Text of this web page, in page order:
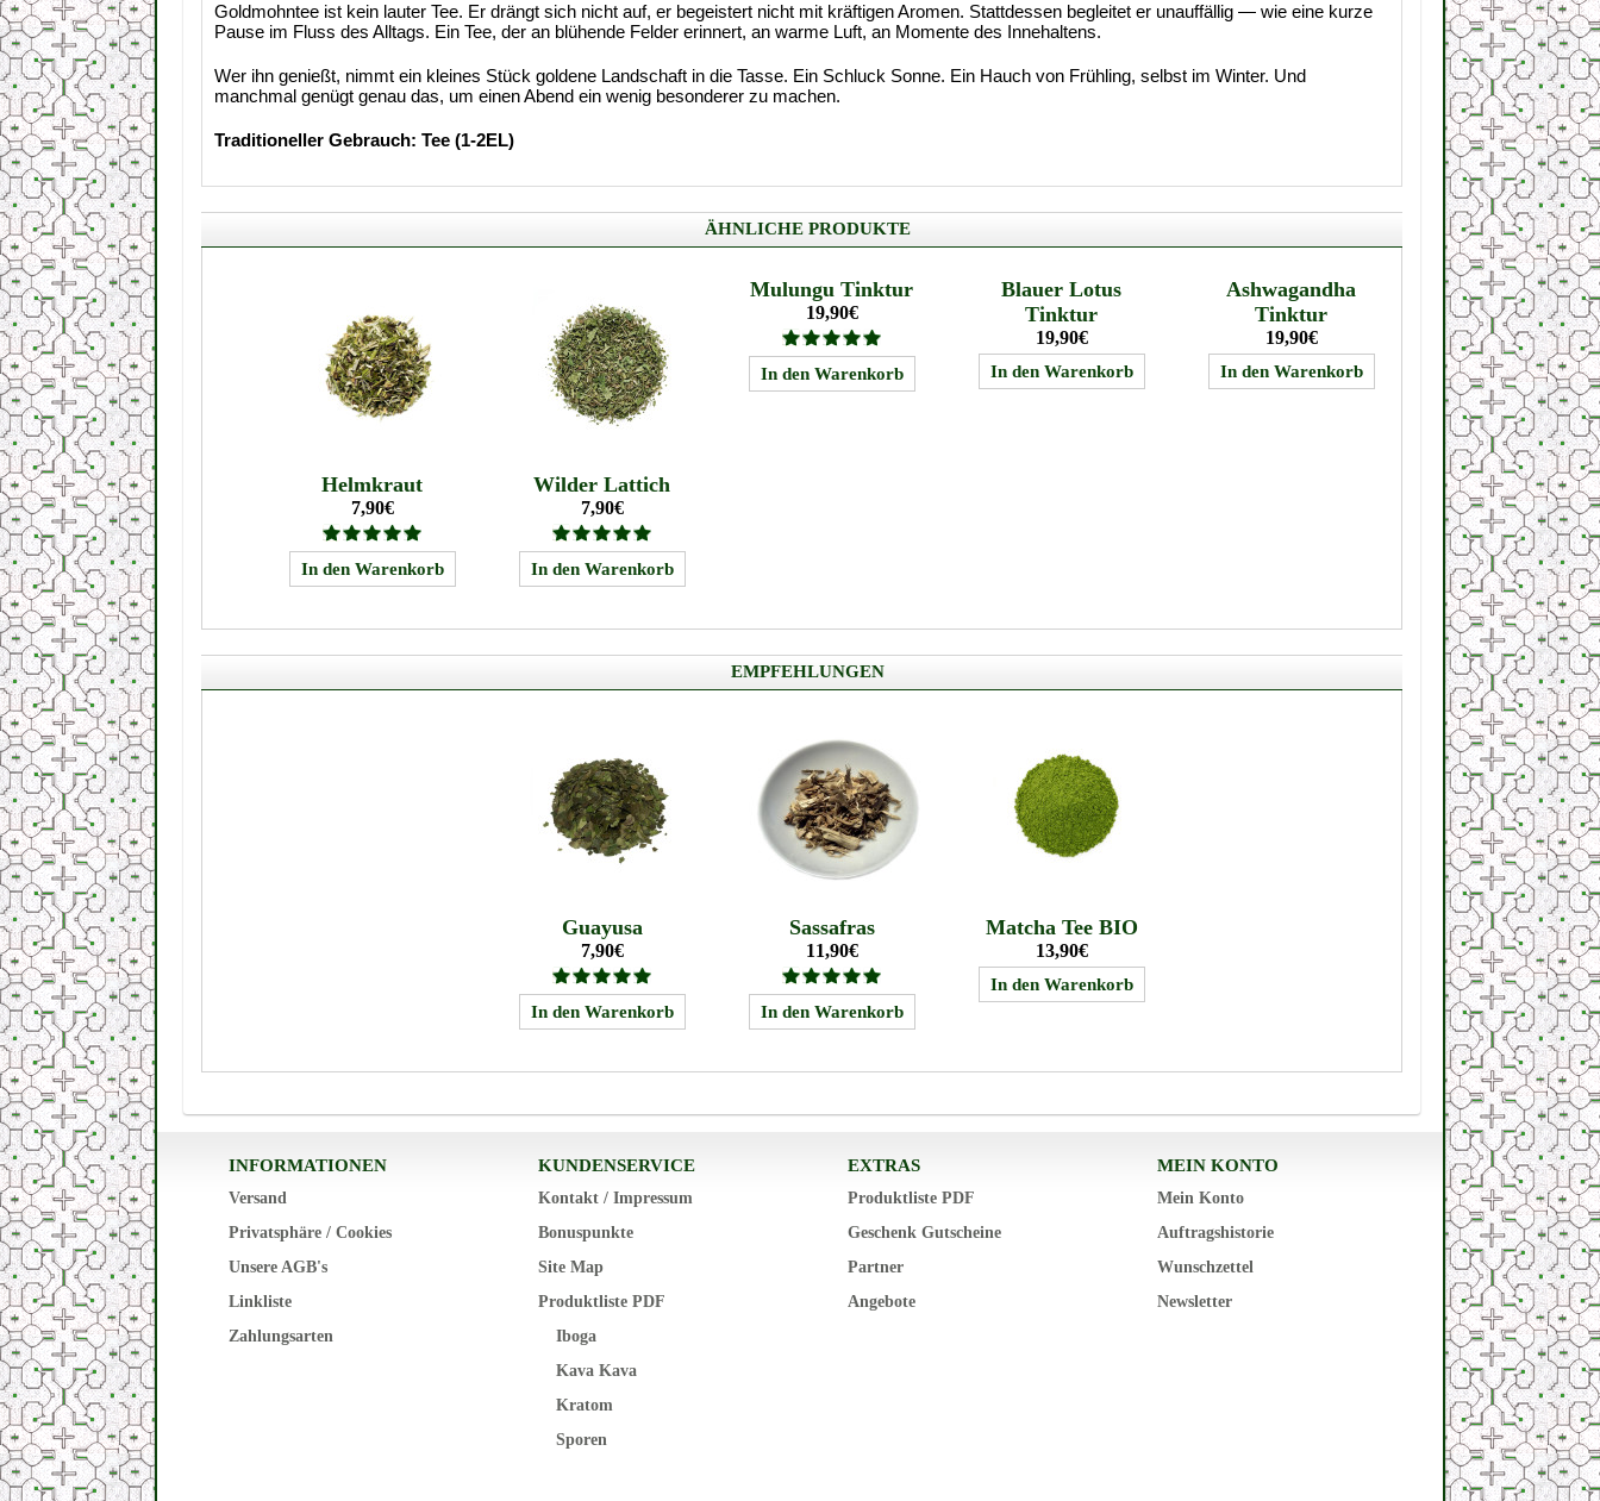
Goldmohntee ist kein lauter Tee. Er drängt sich nicht auf, er begeistert nicht mit kräftigen Aromen. Stattdessen begleitet er unauffällig — wie eine kurze
Pause im Fluss des Alltags. Ein Tee, der an blühende Felder erinnert, an warme Luft, an Momente des Innehaltens.
Wer ihn genießt, nimmt ein kleines Stück goldene Landschaft in die Tasse. Ein Schluck Sonne. Ein Hauch von Frühling, selbst im Winter. Und
manchmal genügt genau das, um einen Abend ein wenig besonderer zu machen.
Traditioneller Gebrauch: Tee (1-2EL)
ÄHNLICHE PRODUKTE
Helmkraut
7,90€
Wilder Lattich
7,90€
Mulungu Tinktur
19,90€
Blauer Lotus
Tinktur
19,90€
Ashwagandha
Tinktur
19,90€
EMPFEHLUNGEN
Guayusa
7,90€
Sassafras
11,90€
Matcha Tee BIO
13,90€
INFORMATIONEN
Versand
Privatsphäre / Cookies
Unsere AGB's
Linkliste
Zahlungsarten
KUNDENSERVICE
Kontakt / Impressum
Bonuspunkte
Site Map
Produktliste PDF
Iboga
Kava Kava
Kratom
Sporen
EXTRAS
Produktliste PDF
Geschenk Gutscheine
Partner
Angebote
MEIN KONTO
Mein Konto
Auftragshistorie
Wunschzettel
Newsletter